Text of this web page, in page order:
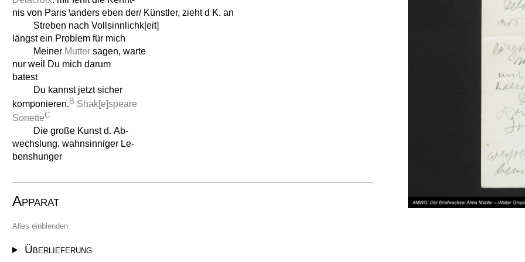
nis von Paris \anders eben der/ Künstler, zieht d K. an
Streben nach Vollsinnlichk[eit]
längst ein Problem für mich
Meiner Mutter sagen, warte
nur weil Du mich darum
batest
Du kannst jetzt sicher
komponieren. B Shak[e]speare
SonetteC
Die große Kunst d. Ab-
wechslung. wahnsinniger Le-
benshunger
Apparat
Alles einblenden
Überlieferung